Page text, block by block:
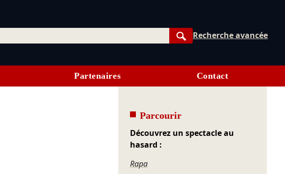
Rechercher
Recherche avancée
Partenaires Contact
Parcourir
Découvrez un spectacle au
hasard :
Rapa